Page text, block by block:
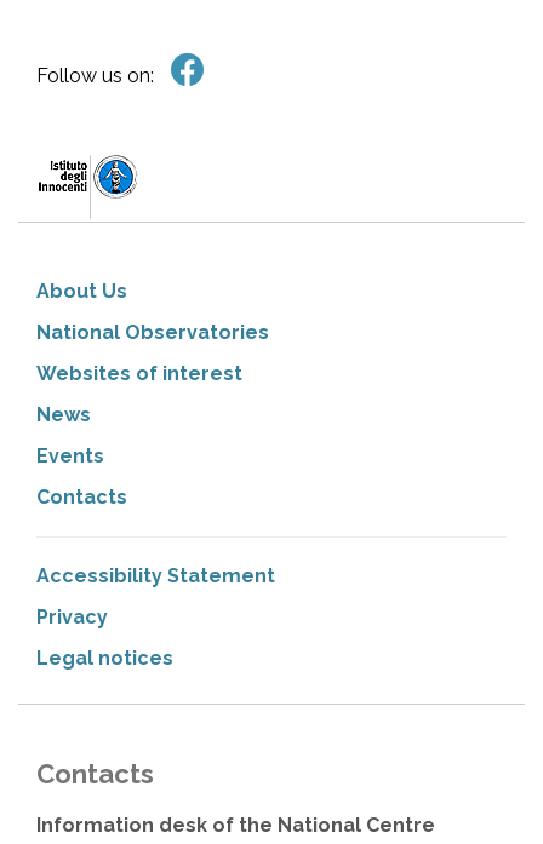
Follow us on:
About Us
National Observatories
Websites of interest
News
Events
Contacts
Accessibility Statement
Privacy
Legal notices
Contacts
Information desk of the National Centre